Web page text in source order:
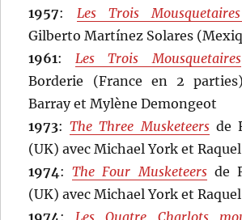
1957: Les Trois
Gilberto Martínez Solares
1961:Les Trois Mousquetaires
Borderie (France en 2
Barray et Mylène Demongeot
1973:The Three Musketeersde
(UK) avec Michael York et
1974:The Four Musketeersde
(UK) avec Michael York et